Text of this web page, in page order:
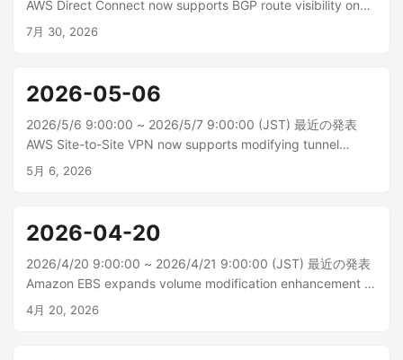
AWS Direct Connect now supports BGP route visibility on
Virtual Interfaces AWS Direct Connect では、ボーダーゲー
7月 30, 2026
2026-05-06
2026/5/6 9:00:00 ~ 2026/5/7 9:00:00 (JST) 最近の発表
AWS Site-to-Site VPN now supports modifying tunnel
bandwidth on existing VPN connections AWS Site-to-Site
5月 6, 2026
2026-04-20
2026/4/20 9:00:00 ~ 2026/4/21 9:00:00 (JST) 最近の発表
Amazon EBS expands volume modification enhancement to
AWS European Sovereign Cloud Region Amazon Elastic
4月 20, 2026